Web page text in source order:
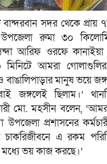
বান্দরবান সদর থেকে প্রায়
রুমা ৩০
আরিফ ওরফে
মিনিটে আমরা
মানুষ ভয়ে
জঙ্গলেই ছিলাম।’
মো. মহসীন বলেন,
উপজেলা প্রশাসনের
এ রকম
ভয় কাজ করছে।’